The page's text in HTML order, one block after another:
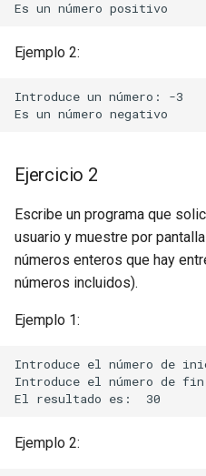
Ejemplo 2:
Introduce un número: -3
Ejercicio 2
Escribe un programa que
usuario y muestre por
números enteros que hay
números incluidos).
Ejemplo 1:
Introduce el número de
Introduce el número de
Ejemplo 2: